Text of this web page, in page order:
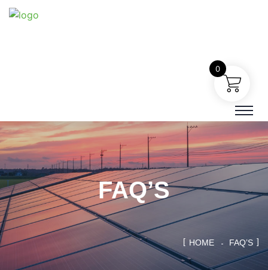
FAQ’S
HOME FAQ’S
0